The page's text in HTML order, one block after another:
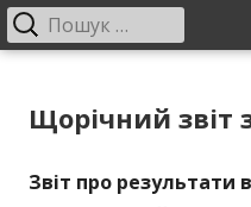
контенту
Головне
Пошук:
Щорічний звіт
Звіт про результати